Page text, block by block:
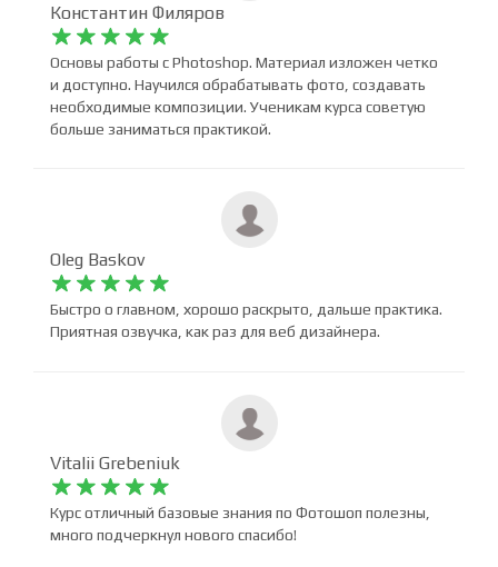
Константин Филяров
    
    
Основы работы с Photoshop. Материал изложен четко
и доступно. Научился обрабатывать фото, создавать
необходимые композиции. Ученикам курса советую
больше заниматься практикой.
Oleg Baskov
    
    
Быстро о главном, хорошо раскрыто, дальше практика.
Приятная озвучка, как раз для веб дизайнера.
Vitalii Grebeniuk
    
    
Курс отличный базовые знания по Фотошоп полезны,
много подчеркнул нового спасибо!